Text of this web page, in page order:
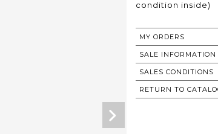
MY ORDERS
SALE INFORMATION
SALES CONDITIONS
RETURN TO